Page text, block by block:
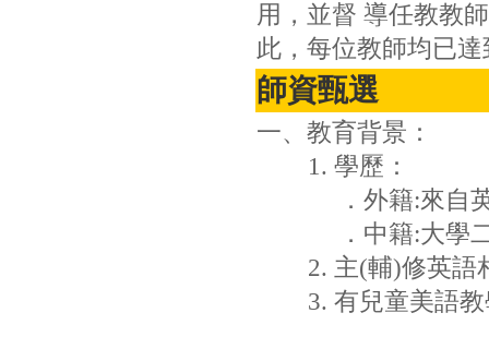
用，並督 導任教教
此，每位教師均已
師資甄選
一、教育背景：
1. 學歷：
．外籍:來自英
．中籍:大學二年
2. 主(輔)修英語
3. 有兒童美語教